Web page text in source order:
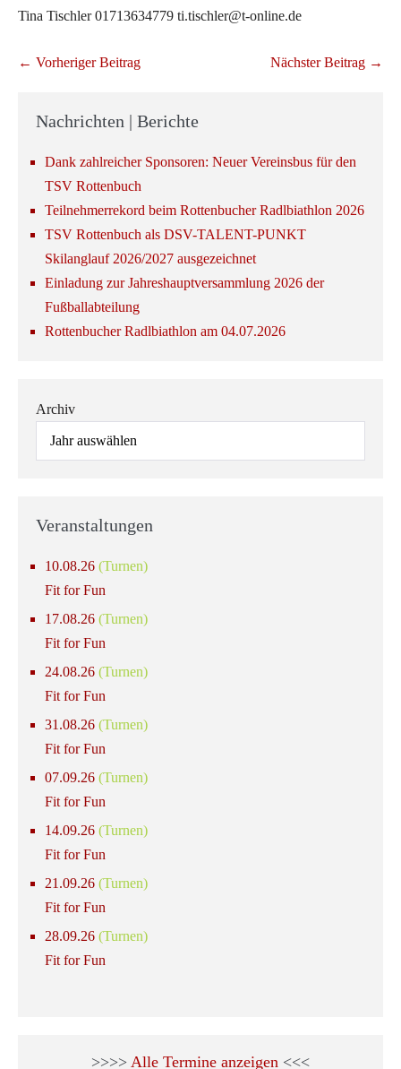
Tina Tischler 01713634779 ti.tischler@t-online.de
Beitragsnavigation
← Vorheriger Beitrag Nächster Beitrag →
Nachrichten | Berichte
Dank zahlreicher Sponsoren: Neuer Vereinsbus für den
TSV Rottenbuch
Teilnehmerrekord beim Rottenbucher Radlbiathlon 2026
TSV Rottenbuch als DSV-TALENT-PUNKT
Skilanglauf 2026/2027 ausgezeichnet
Einladung zur Jahreshauptversammlung 2026 der
Fußballabteilung
Rottenbucher Radlbiathlon am 04.07.2026
Archiv
Veranstaltungen
10.08.26 (Turnen)
Fit for Fun
17.08.26 (Turnen)
Fit for Fun
24.08.26 (Turnen)
Fit for Fun
31.08.26 (Turnen)
Fit for Fun
07.09.26 (Turnen)
Fit for Fun
14.09.26 (Turnen)
Fit for Fun
21.09.26 (Turnen)
Fit for Fun
28.09.26 (Turnen)
Fit for Fun
>>>> Alle Termine anzeigen <<<